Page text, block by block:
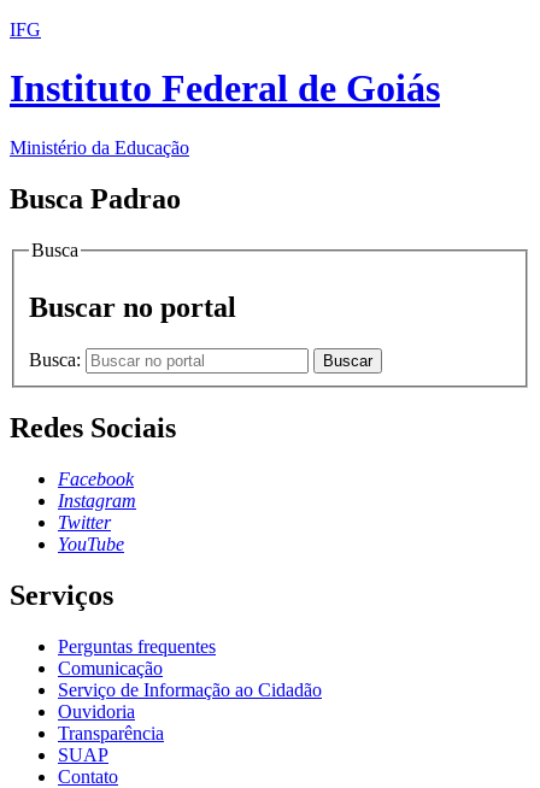
IFG
Instituto Federal de Goiás
Ministério da Educação
Busca Padrao
Busca
Buscar no portal
Busca: Buscar
Redes Sociais
Facebook
Instagram
Twitter
YouTube
Serviços
Perguntas frequentes
Comunicação
Serviço de Informação ao Cidadão
Ouvidoria
Transparência
SUAP
Contato